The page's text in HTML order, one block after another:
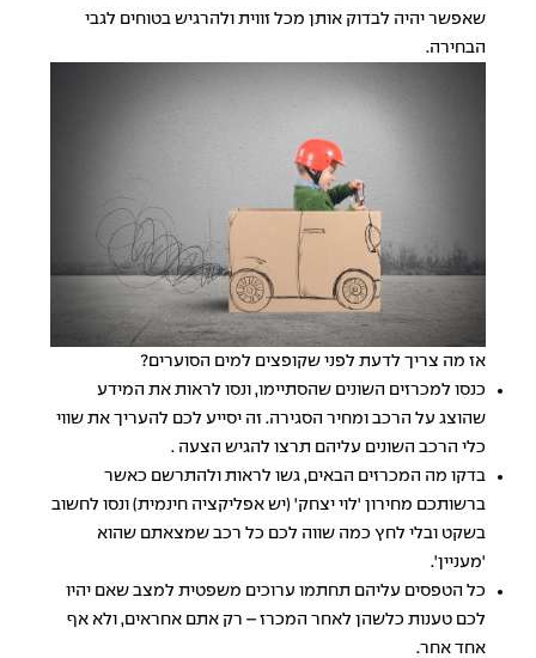
שאפשר יהיה לבדוק אותן מכל זווית ולהרגיש בטוחים לגבי
הבחירה.
אז מה צריך לדעת לפני שקופצים למים הסוערים?
כנסו למכרזים השונים שהסתיימו, ונסו לראות את המידע
שהוצג על הרכב ומחיר הסגירה. זה יסייע לכם להעריך את שווי
כלי הרכב השונים עליהם תרצו להגיש הצעה .
בדקו מה המכרזים הבאים, גשו לראות ולהתרשם כאשר
ברשותכם מחירון 'לוי יצחק' (יש אפליקציה חינמית) ונסו לחשוב
בשקט ובלי לחץ כמה שווה לכם כל רכב שמצאתם שהוא
'מעניין'.
כל הטפסים עליהם תחתמו ערוכים משפטית למצב שאם יהיו
לכם טענות כלשהן לאחר המכרז – רק אתם אחראים, ולא אף
אחד אחר.